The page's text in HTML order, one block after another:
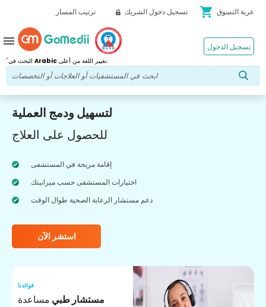
ترتيب المسار تسجيل دخول الشريك shopping_cart عربة التسوق
* Arabic تغيير اللغة من أعلى.
تسجيل الدخول menu
لتسهيل ودمج العملية
للحصول على العلاج
إقامة مريحة في المستشفى
اختيارات المستشفى حسب ميزانيتك
دعم مستشار الرعاية الصحية طوال الوقت
استشر الآن
فوائدنا
مستشار طبي مساعدة